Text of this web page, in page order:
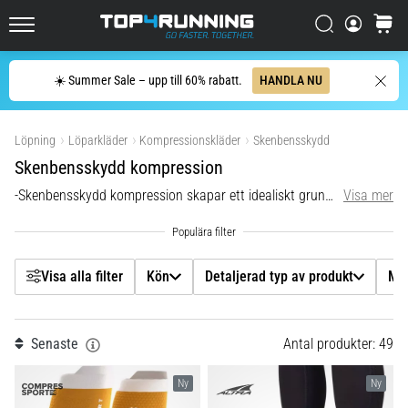
☀️ Summer Sale – upp till 60% rabatt. HANDLA NU
Sök
mening:
Det
men
är
värt
det!
fördelar
det,
vilka…
7. 8. 2026
8 min. läsning
Löpning Löparkläder Kompressionskläder Skenbensskydd
Skenbensskydd kompression
-Skenbensskydd kompression skapar ett idealiskt grundskikt för att hjälpa till att optimera blodcirkulationen och förbättra prestanda. Visa mer
Visa alla filter Kön Detaljerad typ av produkt
Filtr
Detaljerad typ av produkt
Märke
Storlek
Senaste Antal produkter: 49
Ny Ny